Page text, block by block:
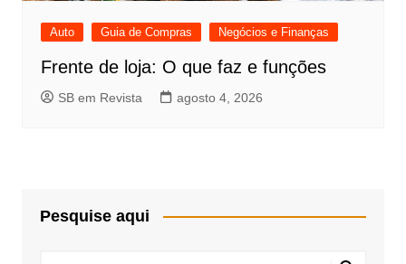
Auto Guia de Compras Negócios e Finanças
Frente de loja: O que faz e funções
SB em Revista agosto 4, 2026
Pesquise aqui